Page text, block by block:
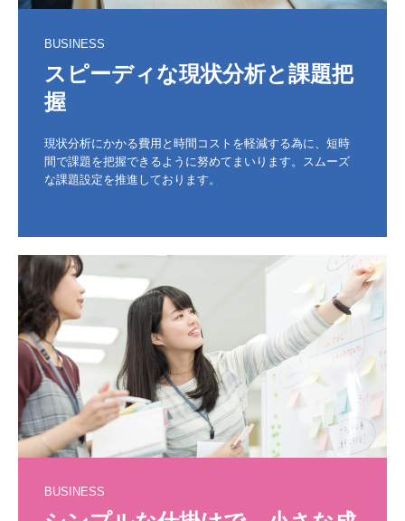
BUSINESS
スピーディな現状分析と課題把
握
現状分析にかかる費用と時間コストを軽減する為に、短時
間で課題を把握できるように努めてまいります。スムーズ
な課題設定を推進しております。
BUSINESS